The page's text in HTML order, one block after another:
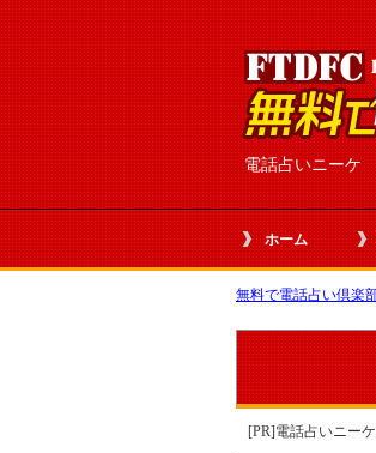
電話占いニーケ
ホーム
無料で電話占い倶楽
[PR]電話占いニー